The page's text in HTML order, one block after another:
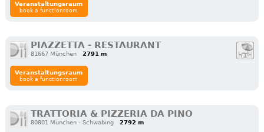
Veranstaltungsraum
book a functionroom
PIAZZETTA - RESTAURANT
81667 München 2791 m
Veranstaltungsraum
book a functionroom
TRATTORIA & PIZZERIA DA PINO
80801 München - Schwabing 2792 m